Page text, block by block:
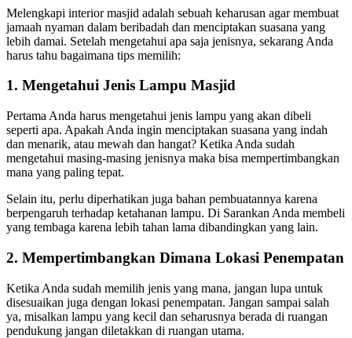
Melengkapi interior masjid adalah sebuah keharusan agar membuat
jamaah nyaman dalam beribadah dan menciptakan suasana yang
lebih damai. Setelah mengetahui apa saja jenisnya, sekarang Anda
harus tahu bagaimana tips memilih:
1. Mengetahui Jenis Lampu Masjid
Pertama Anda harus mengetahui jenis lampu yang akan dibeli
seperti apa. Apakah Anda ingin menciptakan suasana yang indah
dan menarik, atau mewah dan hangat? Ketika Anda sudah
mengetahui masing-masing jenisnya maka bisa mempertimbangkan
mana yang paling tepat.
Selain itu, perlu diperhatikan juga bahan pembuatannya karena
berpengaruh terhadap ketahanan lampu. Di Sarankan Anda membeli
yang tembaga karena lebih tahan lama dibandingkan yang lain.
2. Mempertimbangkan Dimana Lokasi Penempatan
Ketika Anda sudah memilih jenis yang mana, jangan lupa untuk
disesuaikan juga dengan lokasi penempatan. Jangan sampai salah
ya, misalkan lampu yang kecil dan seharusnya berada di ruangan
pendukung jangan diletakkan di ruangan utama.